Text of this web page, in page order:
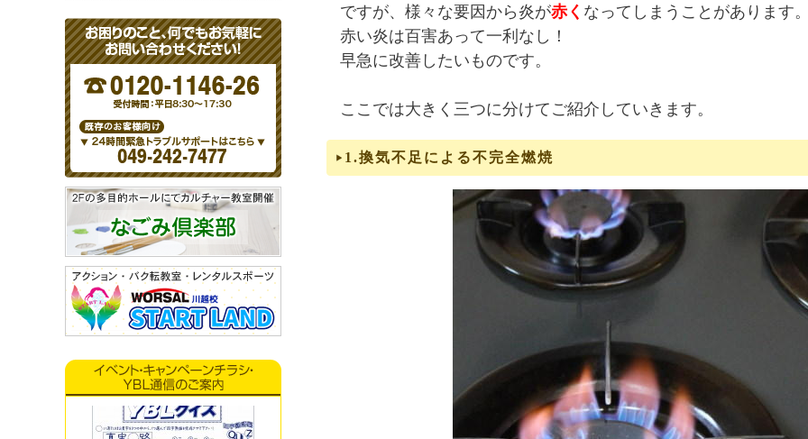
ですが、様々な要因から炎が赤く なってしまうことがあります
赤い炎は百害あって一利なし！
早急に改善したいものです。
ここでは大きく三つに分けてご紹介していきます。
1.換気不足による不完全燃焼